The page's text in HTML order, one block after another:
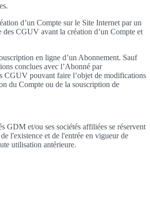
d’un Compte sur le Site Internet par un
des CGUV avant la création d’un Compte et
en ligne d’un Abonnement. Sauf
conclues avec l’Abonné par
CGUV pouvant faire l’objet de modifications
du Compte ou de la souscription de
GDM et/ou ses sociétés affiliées se réservent
l'existence et de l'entrée en vigueur de
utilisation antérieure.